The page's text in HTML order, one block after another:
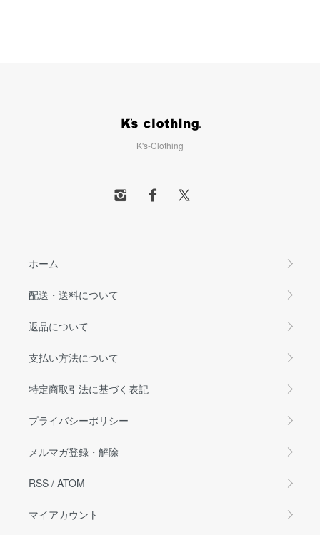
K's-Clothing
ホーム
配送・送料について
返品について
支払い方法について
特定商取引法に基づく表記
プライバシーポリシー
メルマガ登録・解除
RSS / ATOM
マイアカウント